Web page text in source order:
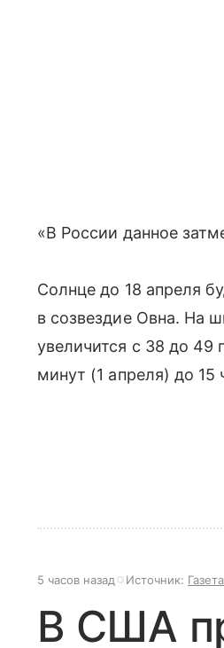
«В России данное
Солнце до 18 апреля
в созвездие Овна. На
увеличится с 38 до 49
минут (1 апреля) до 15
5 часов назад Источник:
В США